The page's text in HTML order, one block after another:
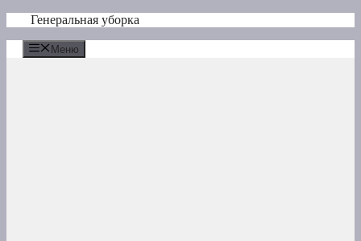
Перейти
содержимому
Генеральная уборка
Меню